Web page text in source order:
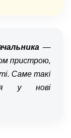
—
пристрою,
Саме такі
у нові